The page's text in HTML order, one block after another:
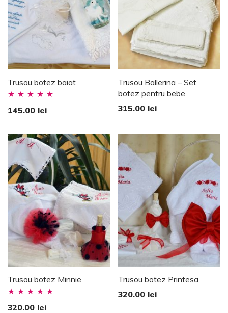
Trusou botez baiat
Evaluat la
5
145.00 lei
Trusou Ballerina – Set
botez pentru bebe
315.00 lei
Trusou botez Minnie
Evaluat la
320.00 lei
Trusou botez Printesa
320.00 lei